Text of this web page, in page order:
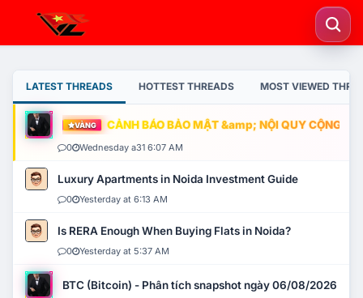
LATEST THREADS HOTTEST THREADS MOST VIEWED
VÀNG CẢNH BÁO BẢO MẬT &amp; NỘI QUY CỘNG
0 Wednesday a31 6:07 AM
Luxury Apartments in Noida Investment Guide
0 Yesterday at 6:13 AM
Is RERA Enough When Buying Flats in Noida?
0 Yesterday at 5:37 AM
BTC (Bitcoin) - Phân tích snapshot ngày 06/08/2026